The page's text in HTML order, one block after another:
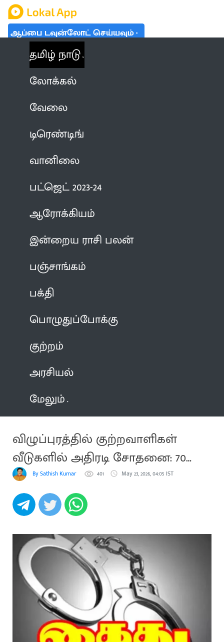
ஆப்பை டவுன்லோட் செய்யவும்
தமிழ் நாடு
லோக்கல்
வேலை
டிரெண்டிங்
வானிலை
பட்ஜெட் 2023-24
ஆரோக்கியம்
இன்றைய ராசி பலன்
பஞ்சாங்கம்
பக்தி
பொழுதுப்போக்கு
குற்றம்
அரசியல்
மேலும்
விழுப்புரத்தில் குற்றவாளிகள்
வீடுகளில் அதிரடி சோதனை: 70
பேர் கைது
By Sathish Kumar Villupuram
401 May 23, 2026, 04:05 IST